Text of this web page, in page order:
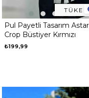
Pul Payetli Tasarım
Crop Büstiyer Kırmızı
₺199,99
okudum onay veriyorum.
Paylaştığım bilgilerin
WhatsApp üzerinden